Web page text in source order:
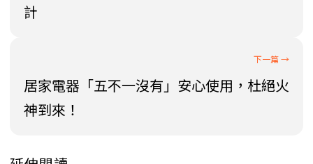
計
居家電器「五不一沒有」安心使用，杜絕火
神到來！